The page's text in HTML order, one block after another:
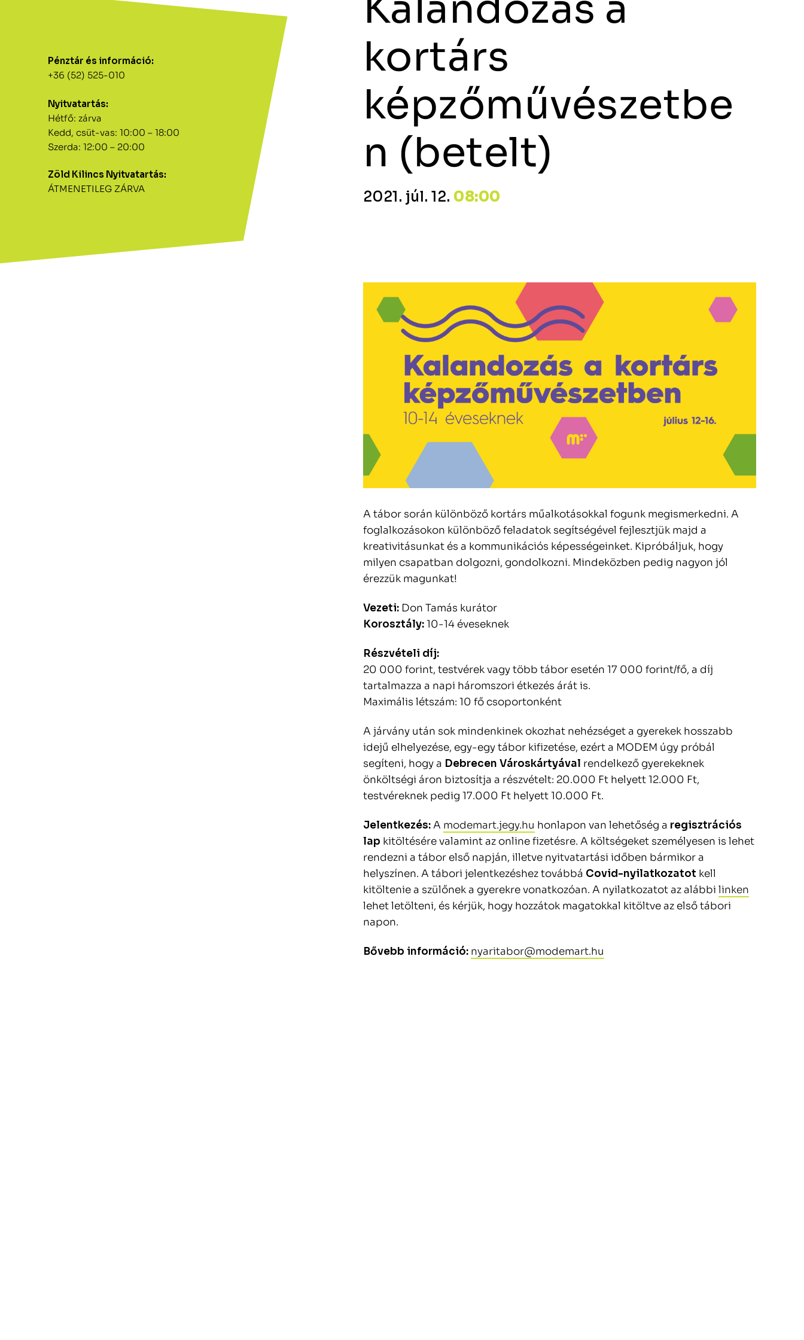
Pénztár és információ:
+36 (52) 525-010
Nyitvatartás:
Hétfő: zárva
Kedd, csüt-vas: 10:00 – 18:00
Szerda: 12:00 – 20:00
Zöld Kilincs Nyitvatartás:
ÁTMENETILEG ZÁRVA
kortárs
képzőművészetbe
n (betelt)
2021. júl. 12. 08:00
A tábor során különböző kortárs műalkotásokkal fogunk megismerkedni. A
foglalkozásokon különböző feladatok segítségével fejlesztjük majd a
kreativitásunkat és a kommunikációs képességeinket. Kipróbáljuk, hogy
milyen csapatban dolgozni, gondolkozni. Mindeközben pedig nagyon jól
érezzük magunkat!
Vezeti:Don Tamás kurátor
Korosztály:10-14 éveseknek
Részvételi díj:
20 000 forint, testvérek vagy több tábor esetén 17 000 forint/fő, a díj
tartalmazza a napi háromszori étkezés árát is.
Maximális létszám: 10 fő csoportonként
A járvány után sok mindenkinek okozhat nehézséget a gyerekek hosszabb
idejű elhelyezése, egy-egy tábor kifizetése, ezért a MODEM úgy próbál
segíteni, hogy a Debrecen Városkártyával rendelkező gyerekeknek
önköltségi áron biztosítja a részvételt: 20.000 Ft helyett 12.000 Ft,
testvéreknek pedig 17.000 Ft helyett 10.000 Ft.
Jelentkezés:A modemart.jegy.hu honlapon van lehetőség a regisztrációs
lap kitöltésére valamint az online fizetésre. A költségeket személyesen is lehet
rendezni a tábor első napján, illetve nyitvatartási időben bármikor a
helyszínen. A tábori jelentkezéshez továbbá Covid-nyilatkozatot kell
kitöltenie a szülőnek a gyerekre vonatkozóan. A nyilatkozatot az alábbi linken
lehet letölteni, és kérjük, hogy hozzátok magatokkal kitöltve az első tábori
napon.
Bővebb információ: nyaritabor@modemart.hu